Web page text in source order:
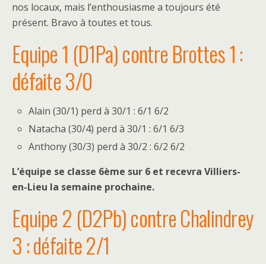
nos locaux, mais l’enthousiasme a toujours été
présent. Bravo à toutes et tous.
Equipe 1 (D1Pa) contre Brottes 1 :
défaite 3/0
Alain (30/1) perd à 30/1 : 6/1 6/2
Natacha (30/4) perd à 30/1 : 6/1 6/3
Anthony (30/3) perd à 30/2 : 6/2 6/2
L’équipe se classe 6ème sur 6 et recevra Villiers-
en-Lieu la semaine prochaine.
Equipe 2 (D2Pb) contre Chalindrey
3 : défaite 2/1